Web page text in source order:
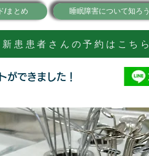
/まとめ 睡眠障害について知ろう
新患患者さんの予約はこちら
ができました！